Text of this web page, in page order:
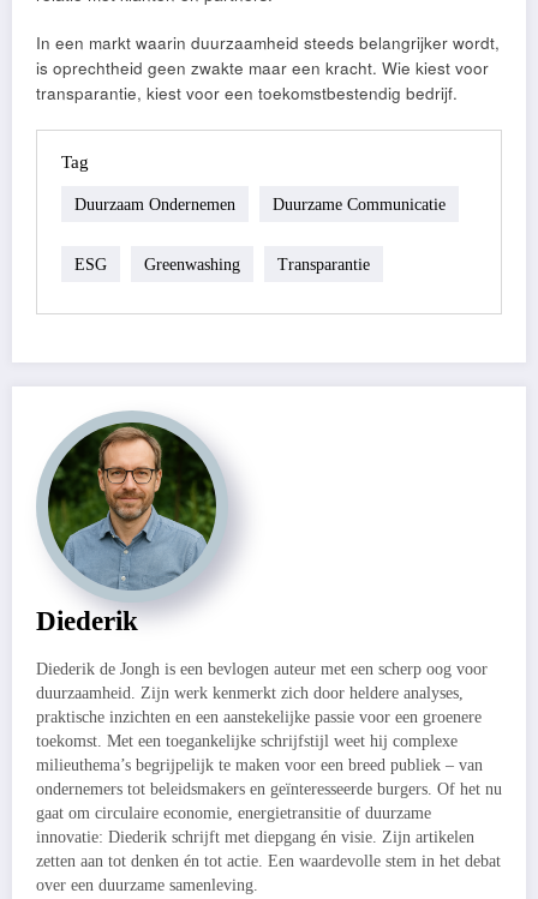
In een markt waarin duurzaamheid steeds belangrijker wordt,
is oprechtheid geen zwakte maar een kracht. Wie kiest voor
transparantie, kiest voor een toekomstbestendig bedrijf.
Tag
Duurzaam Ondernemen Duurzame Communicatie
ESG Greenwashing Transparantie
Diederik
Diederik de Jongh is een bevlogen auteur met een scherp oog voor
duurzaamheid. Zijn werk kenmerkt zich door heldere analyses,
praktische inzichten en een aanstekelijke passie voor een groenere
toekomst. Met een toegankelijke schrijfstijl weet hij complexe
milieuthema’s begrijpelijk te maken voor een breed publiek – van
ondernemers tot beleidsmakers en geïnteresseerde burgers. Of het nu
gaat om circulaire economie, energietransitie of duurzame
innovatie: Diederik schrijft met diepgang én visie. Zijn artikelen
zetten aan tot denken én tot actie. Een waardevolle stem in het debat
over een duurzame samenleving.